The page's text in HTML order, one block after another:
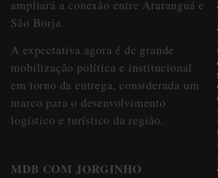
ampliará a conexão entre Araranguá e
São Borja.
A expectativa agora é de grande
mobilização política e institucional
em torno da entrega, considerada um
marco para o desenvolvimento
logístico e turístico da região.
MDB COM JORGINHO